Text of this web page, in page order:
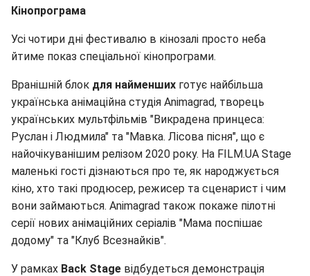
Кінопрограма
Усі чотири дні фестивалю в кінозалі просто неба
йтиме показ спеціальної кінопрограми.
Вранішній блок для найменших готує найбільша
українська анімаційна студія Animagrad, творець
українських мультфільмів "Викрадена принцеса:
Руслан і Людмила" та "Мавка. Лісова пісня", що є
найочікуванішим релізом 2020 року. На FILM.UA Stage
маленькі гості дізнаються про те, як народжується
кіно, хто такі продюсер, режисер та сценарист і чим
вони займаються. Animagrad також покаже пілотні
серії нових анімаційних серіалів "Мама поспішає
додому" та "Клуб Всезнайків".
У рамках Back Stage відбудеться демонстрація